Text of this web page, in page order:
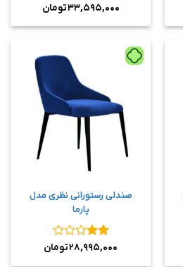
نمره۴
۳۳,۵۹۵,۰۰۰تومان
صندلی رستورانی نظری مدل
پارما
نمره
۲۸,۹۹۵,۰۰۰تومان